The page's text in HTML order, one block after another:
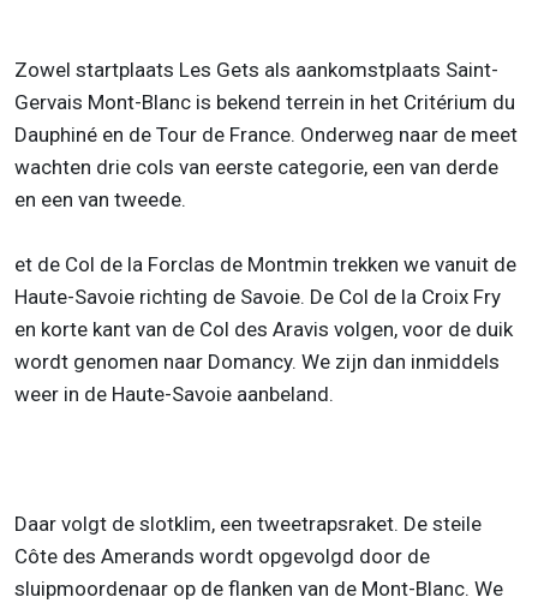
Zowel startplaats Les Gets als aankomstplaats Saint-
Gervais Mont-Blanc is bekend terrein in het Critérium du
Dauphiné en de Tour de France. Onderweg naar de meet
wachten drie cols van eerste categorie, een van derde
en een van tweede.
et de Col de la Forclas de Montmin trekken we vanuit de
Haute-Savoie richting de Savoie. De Col de la Croix Fry
en korte kant van de Col des Aravis volgen, voor de duik
wordt genomen naar Domancy. We zijn dan inmiddels
weer in de Haute-Savoie aanbeland.
Daar volgt de slotklim, een tweetrapsraket. De steile
Côte des Amerands wordt opgevolgd door de
sluipmoordenaar op de flanken van de Mont-Blanc. We